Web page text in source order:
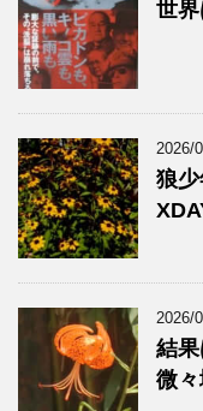
世界
2026/
狼
2026/
結
微々